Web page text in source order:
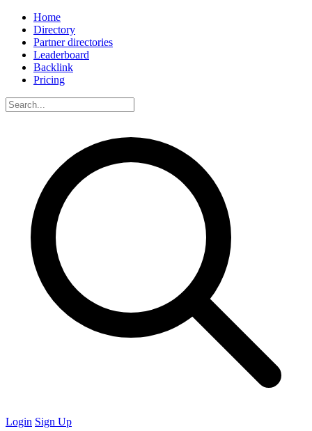
Home
Directory
Partner directories
Leaderboard
Backlink
Pricing
Login Sign Up